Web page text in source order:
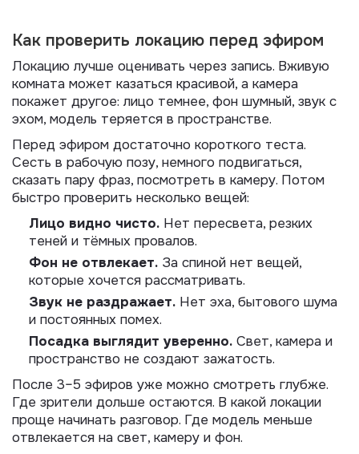
Как проверить локацию перед эфиром
Локацию лучше оценивать через запись. Вживую
комната может казаться красивой, а камера
покажет другое: лицо темнее, фон шумный, звук с
эхом, модель теряется в пространстве.
Перед эфиром достаточно короткого теста.
Сесть в рабочую позу, немного подвигаться,
сказать пару фраз, посмотреть в камеру. Потом
быстро проверить несколько вещей:
Лицо видно чисто. Нет пересвета, резких
теней и тёмных провалов.
Фон не отвлекает. За спиной нет вещей,
которые хочется рассматривать.
Звук не раздражает. Нет эха, бытового шума
и постоянных помех.
Посадка выглядит уверенно. Свет, камера и
пространство не создают зажатость.
После 3–5 эфиров уже можно смотреть глубже.
Где зрители дольше остаются. В какой локации
проще начинать разговор. Где модель меньше
отвлекается на свет, камеру и фон.